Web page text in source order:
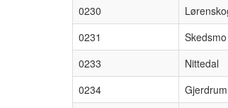
0230
0231
Skedsmo
0233
Nittedal
0234
Gjerdrum